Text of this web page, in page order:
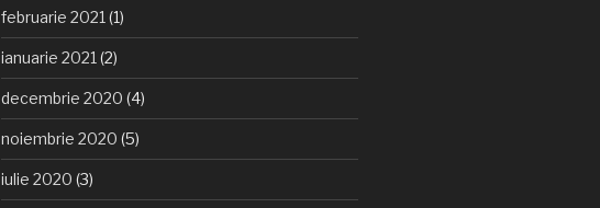
februarie 2021 (1)
ianuarie 2021 (2)
decembrie 2020 (4)
noiembrie 2020 (5)
iulie 2020 (3)